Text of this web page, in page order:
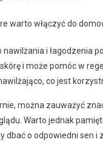
warto włączyć do
i łagodzenia
i może pomóc w
co jest
można zauważyć
Warto jednak
dbać o odpowiedni sen